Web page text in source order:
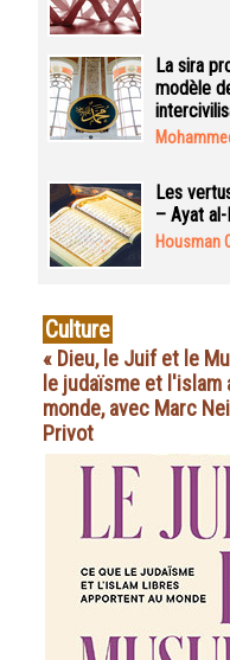
La sira
modèle
Les
– Ayat
Housman
Culture
« Dieu, le Juif et le
le judaïsme et
monde, avec Marc
Privot